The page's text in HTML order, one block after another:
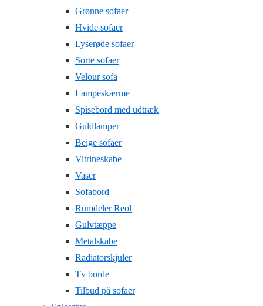
Grønne sofaer
Hvide sofaer
Lyserøde sofaer
Sorte sofaer
Velour sofa
Lampeskærme
Spisebord med udtræk
Guldlamper
Beige sofaer
Vitrineskabe
Vaser
Sofabord
Rumdeler Reol
Gulvtæppe
Metalskabe
Radiatorskjuler
Tv borde
Tilbud på sofaer